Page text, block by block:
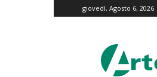
giovedì, Agosto 6, 2026